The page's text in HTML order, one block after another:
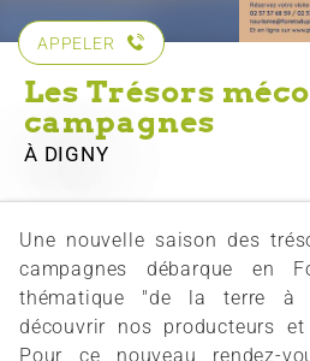
APPELER
Les Trésors
campagnes
À DIGNY
Une nouvelle saison des
campagnes débarque en
thématique "de la terre à
découvrir nos producteurs
Pour ce nouveau rendez-